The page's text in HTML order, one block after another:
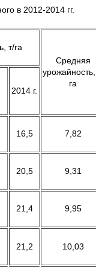
в 2012-2014 гг.
т/га
Средняя
га
2014 г.
16,5 7,82
20,5 9,31
21,4 9,95
21,2 10,03